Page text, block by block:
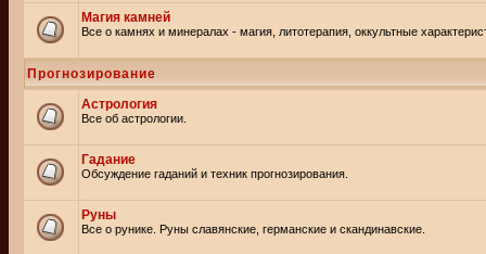
Магия камней
Все о камнях и минералах - магия, литотерапия, оккультные
Прогнозирование
Астрология
Все об астрологии.
Гадание
Обсуждение гаданий и техник прогнозирования.
Руны
Все о рунике. Руны славянские, германские и скандинавские.